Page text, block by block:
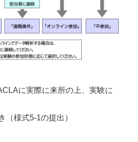
に実際に来所の上、実験に
様式5-1の提出）